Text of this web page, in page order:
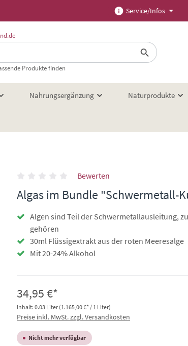
Service/Infos
Produkte finden
Nahrungsergänzung Naturprodukte
Bewerten
Algas im Bundle "Schwermetall-
Algen sind Teil der Schwermetallausleitung,
gehören
30ml Flüssigextrakt aus der roten Meeresalge
Mit 20-24% Alkohol
34,95 €*
Inhalt: 0.03 Liter (1.165,00 €* / 1 Liter)
Preise inkl. MwSt. zzgl. Versandkosten
Nicht mehr verfügbar